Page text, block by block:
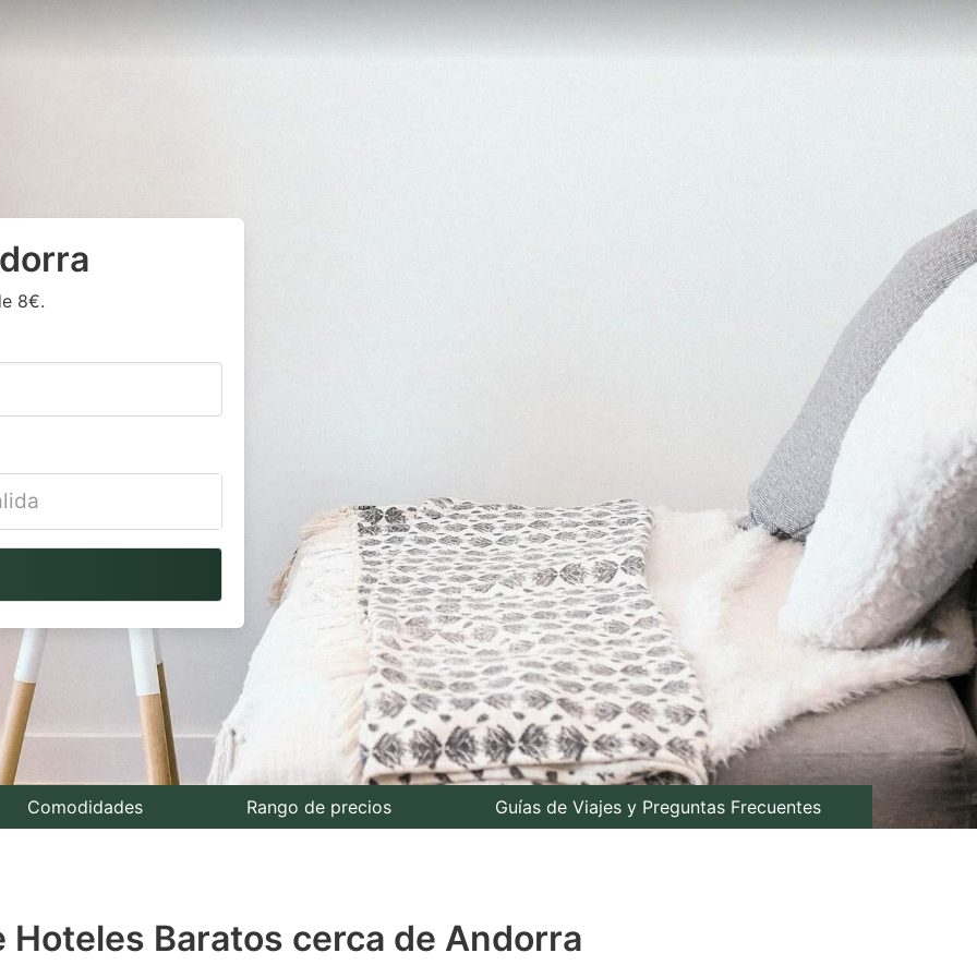
8€.
Comodidades Rango de precios Guías de Viajes y Preguntas Frecuentes
Hoteles Baratos cerca de Andorra